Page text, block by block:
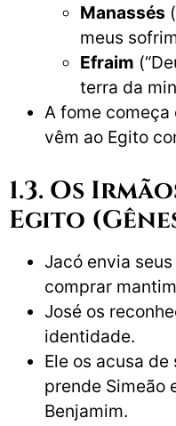
Manassés
meus
Efraim
terra da
A fome começa
vêm ao Egito
1.3. Os
Egito
Jacó envia
comprar
José os
identidade.
Ele os acusa
prende Simeão
Benjamim.